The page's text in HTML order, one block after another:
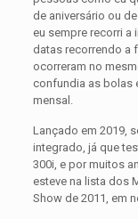
de aniversário ou
eu sempre recorri
datas recorrendo a
ocorreram no
confundia as bolas
mensal.
Lançado em 2019,
integrado, já que
300i, e por muitos
esteve na lista dos
Show de 2011, em